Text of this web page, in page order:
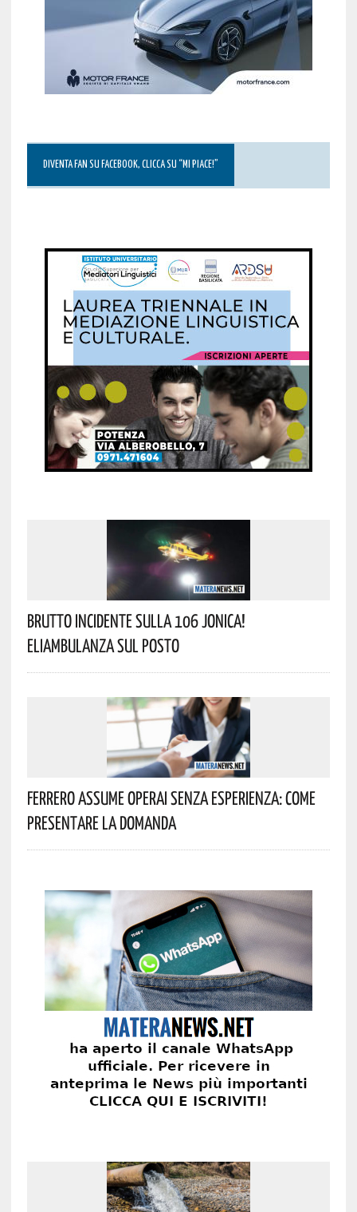
DIVENTA FAN SU FACEBOOK, CLICCA SU “MI PIACE!”
Brutto Incidente Sulla 106 Jonica!
Eliambulanza Sul Posto
Ferrero Assume Operai Senza Esperienza: Come
Presentare La Domanda